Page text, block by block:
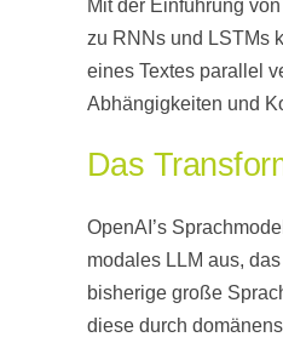
Mit der Einführung
zu RNNs und LSTMs
eines Textes parallel
Abhängigkeiten und
Das
OpenAI’s
modales LLM aus,
bisherige große
diese durch